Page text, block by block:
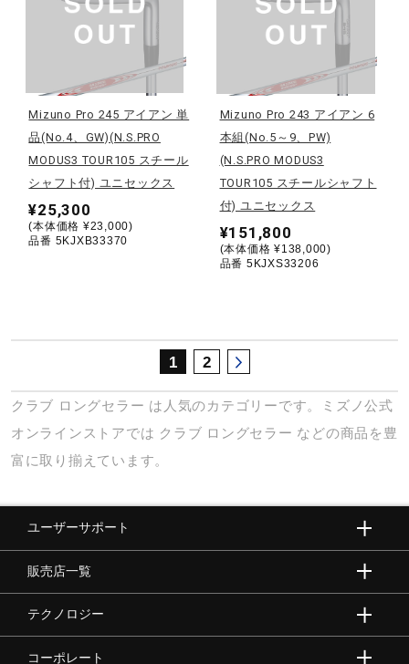
Mizuno Pro 245 アイアン 単
品(No.4、GW)(N.S.PRO
MODUS3 TOUR105 スチール
シャフト付) ユニセックス
¥25,300
(本体価格 ¥23,000)
品番 5KJXB33370
Mizuno Pro 243 アイアン 6
本組(No.5～9、PW)
(N.S.PRO MODUS3
TOUR105 スチールシャフト
付) ユニセックス
¥151,800
(本体価格 ¥138,000)
品番 5KJXS33206
1 2
クラブ ロングセラー は人気のカテゴリーです。ミズノ公式
オンラインストアでは クラブ ロングセラー などの商品を豊
富に取り揃えています。
ユーザーサポート
販売店一覧
テクノロジー
コーポレート